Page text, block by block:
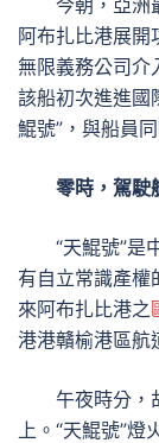
今朝，亞洲
阿布扎比港展開
無限義務公司介
該船初次進進國
鯤號”，與船員
零時，駕駛
“天鯤號”是
有自立常識產權
來阿布扎比港之
港港贛榆港區航
午夜時分，
上。“天鯤號”燈